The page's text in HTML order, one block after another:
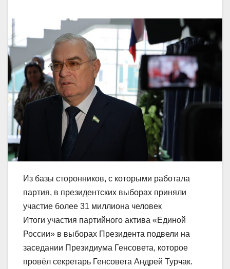
Из базы сторонников, с которыми работала
партия, в президентских выборах приняли
участие более 31 миллиона человек
Итоги участия партийного актива «Единой
России» в выборах Президента подвели на
заседании Президиума Генсовета, которое
провёл секретарь Генсовета Андрей Турчак.